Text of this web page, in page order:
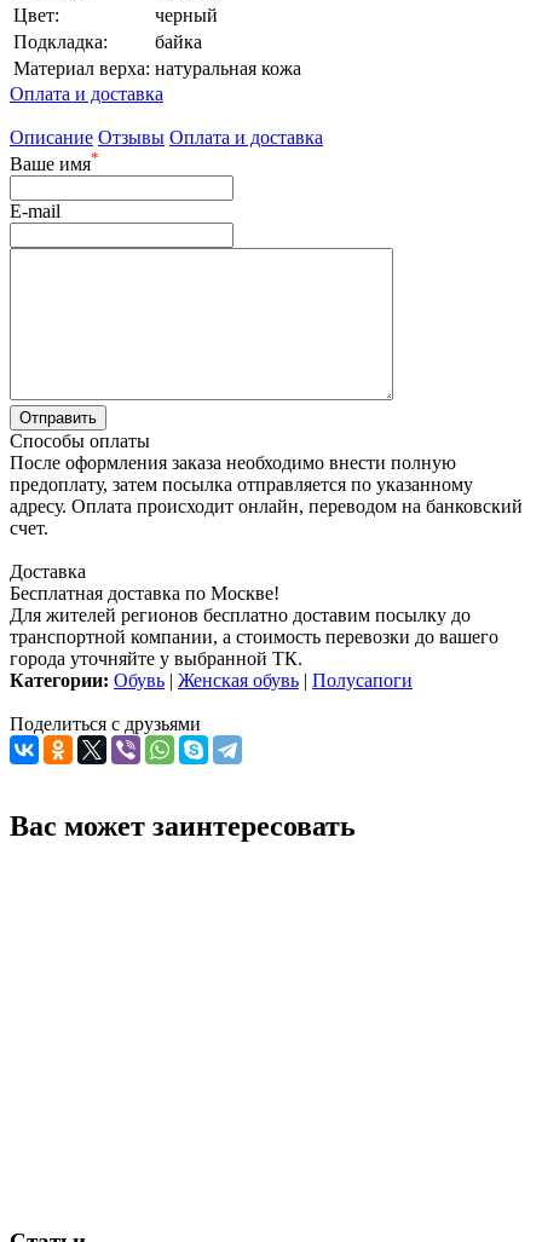
Цвет:
черный
Подкладка:
байка
Материал верха: натуральная кожа
Оплата и доставка
Описание Отзывы Оплата и доставка
Ваше имя*
E-mail
Способы оплаты
После оформления заказа необходимо внести полную
предоплату, затем посылка отправляется по указанному
адресу. Оплата происходит онлайн, переводом на банковский
счет.
Доставка
Бесплатная доставка по Москве!
Для жителей регионов бесплатно доставим посылку до
транспортной компании, а стоимость перевозки до вашего
города уточняйте у выбранной ТК.
Категории: Обувь | Женская обувь | Полусапоги
Поделиться с друзьями
Вас может заинтересовать